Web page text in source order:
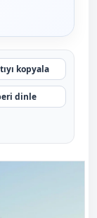
kopyala
dinle